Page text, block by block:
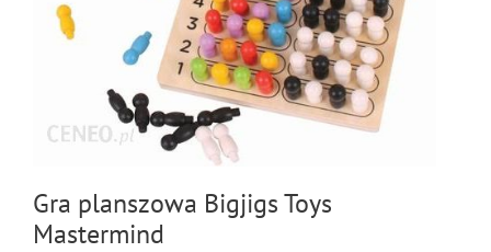
Gra planszowa Bigjigs Toys
Mastermind